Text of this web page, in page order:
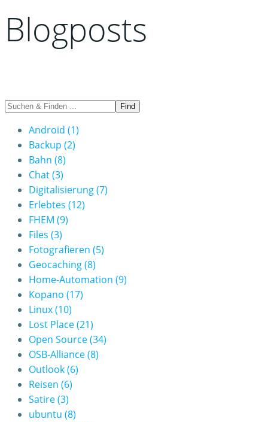
Blogposts
Android (1)
Backup (2)
Bahn (8)
Chat(3)
Digitalisierung(7)
Erlebtes (12)
FHEM (9)
Files (3)
Fotografieren (5)
Geocaching(8)
Home-Automation (9)
Kopano (17)
Linux(10)
Lost Place(21)
Open Source(34)
OSB-Alliance(8)
Outlook(6)
Reisen (6)
Satire(3)
ubuntu (8)